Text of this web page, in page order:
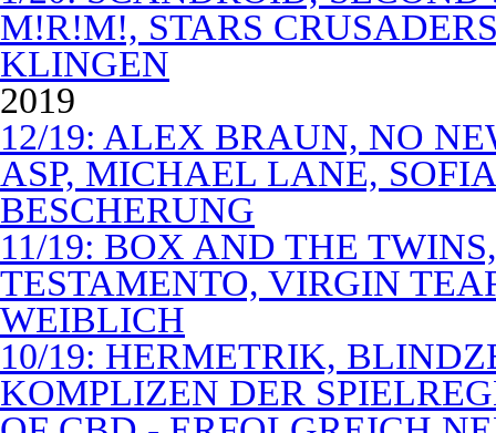
M!R!M!, STARS
KLINGEN
2019
12/19: ALEX BRAUN, NO
ASP, MICHAEL LANE,
BESCHERUNG
11/19: BOX AND THE
TESTAMENTO, VIRGIN
WEIBLICH
10/19: HERMETRIK,
KOMPLIZEN DER